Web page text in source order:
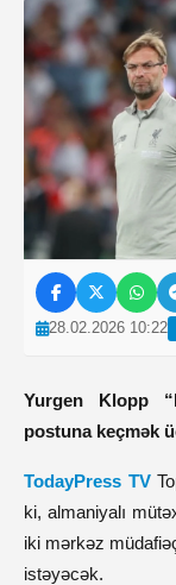
28.02.2026 10:22
Yurgen Klopp
postuna keçmək
TodayPress TV
ki, almaniyalı
iki mərkəz
istəyəcək.